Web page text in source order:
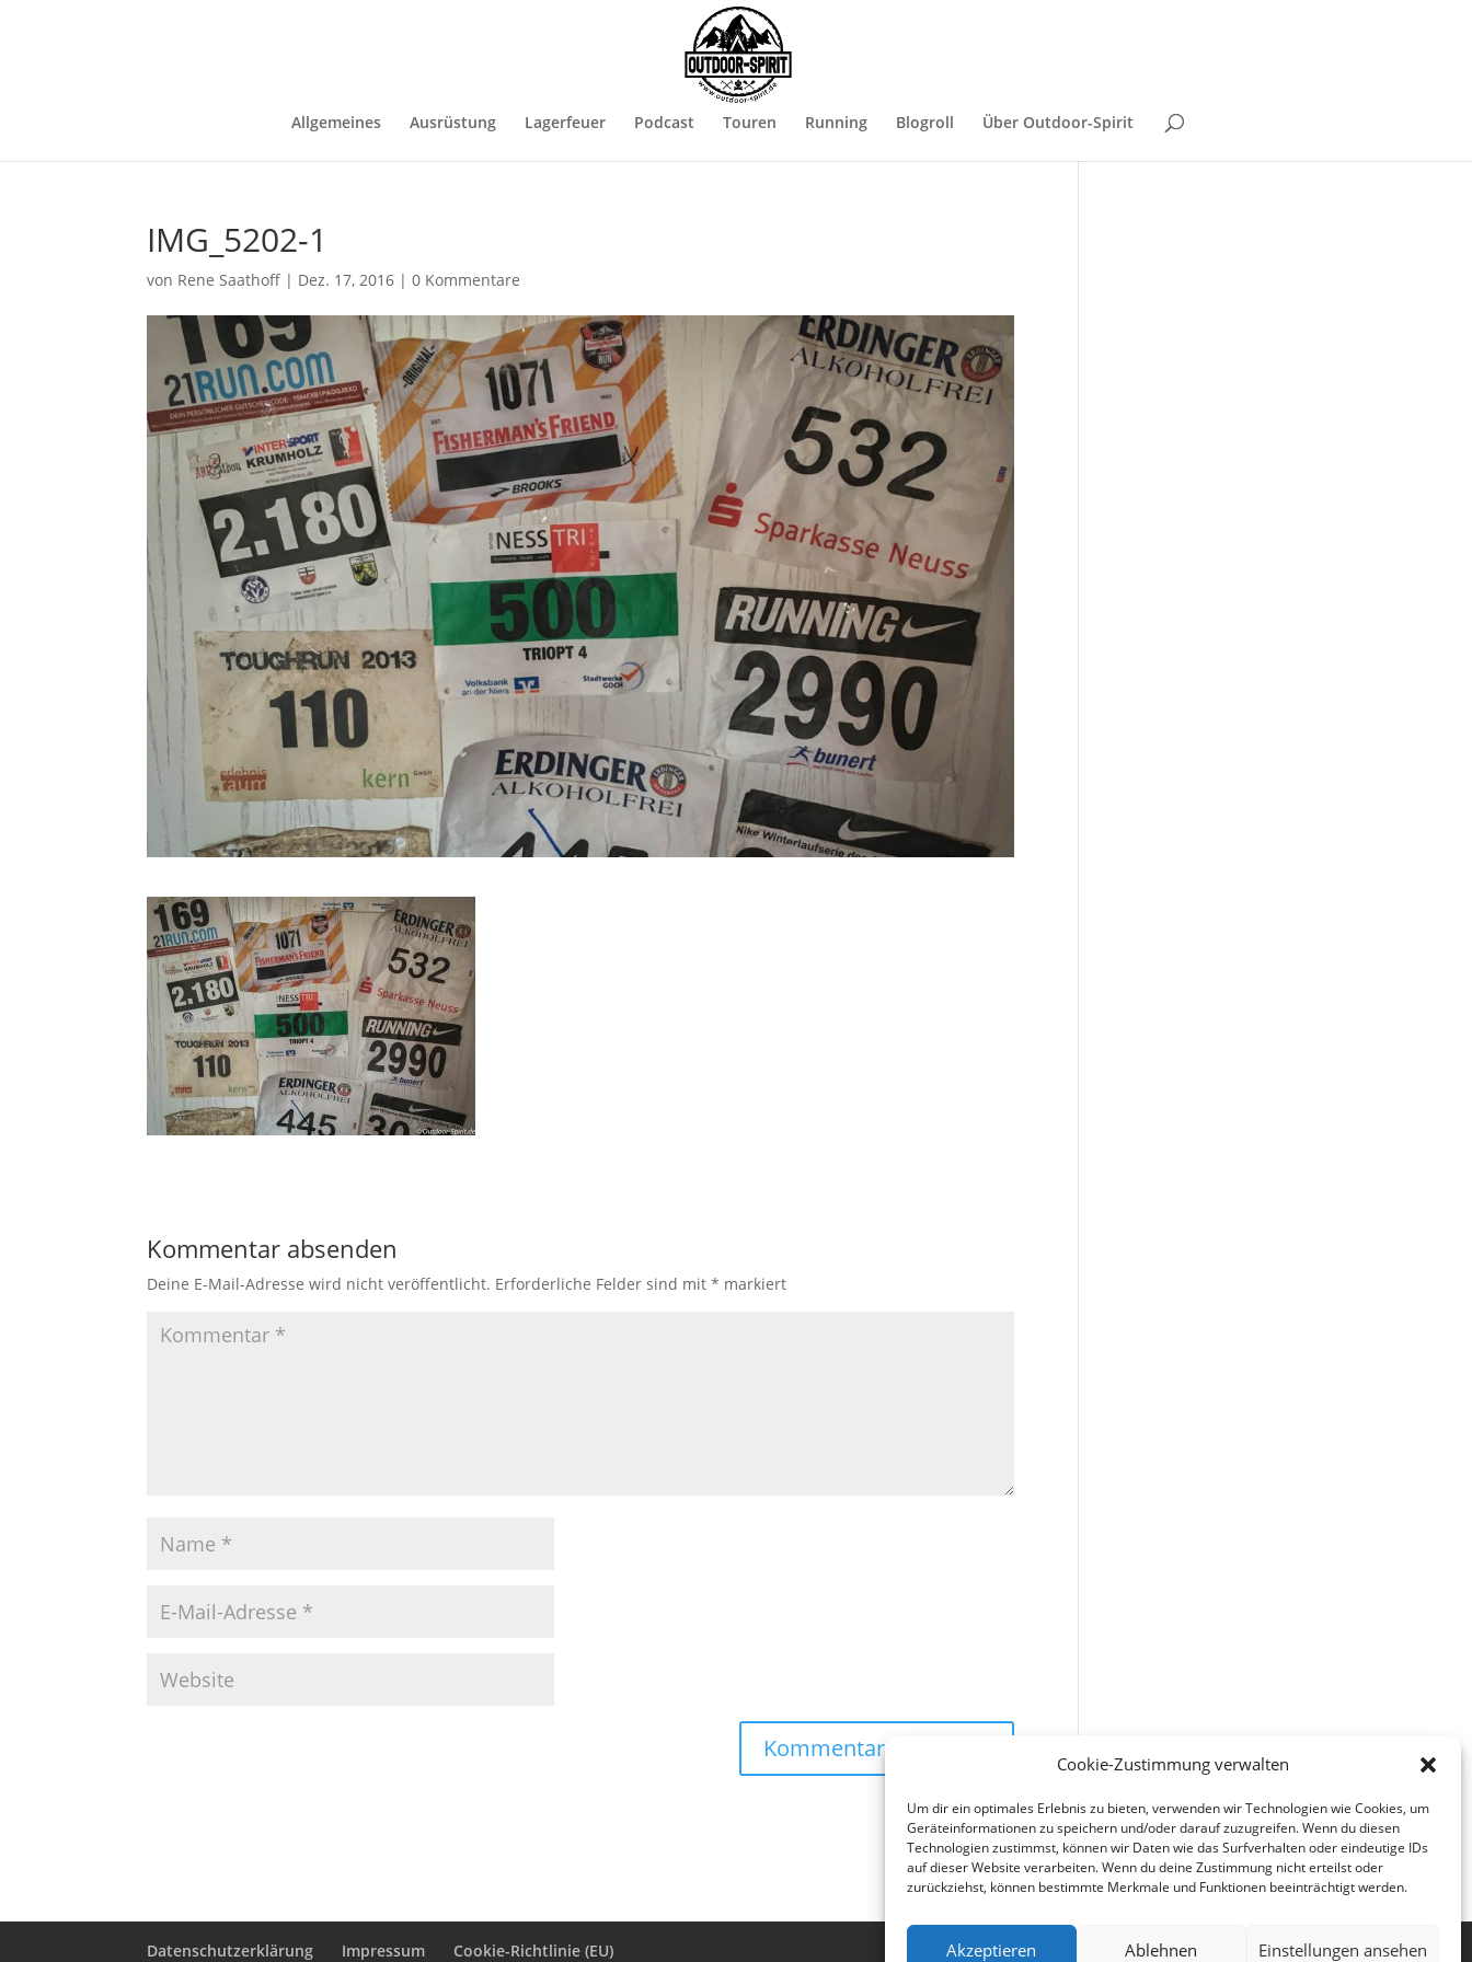
Cookie-Zustimmung verwalten
Um dir ein optimales Erlebnis zu bieten, verwenden wir Technologien wie Cookies, um
Geräteinformationen zu speichern und/oder darauf zuzugreifen. Wenn du diesen
Technologien zustimmst, können wir Daten wie das Surfverhalten oder eindeutige IDs
auf dieser Website verarbeiten. Wenn du deine Zustimmung nicht erteilst oder
zurückziehst, können bestimmte Merkmale und Funktionen beeinträchtigt werden.
Akzeptieren Ablehnen Einstellungen ansehen
Allgemeines Ausrüstung Lagerfeuer Podcast Touren Running Blogroll Über Outdoor-Spirit
IMG_5202-1
von Rene Saathoff | Dez. 17, 2016 |0 Kommentare
Kommentar absenden
Deine E-Mail-Adresse wird nicht veröffentlicht. Erforderliche Felder sind mit* markiert
Datenschutzerklärung Impressum Cookie-Richtlinie (EU)